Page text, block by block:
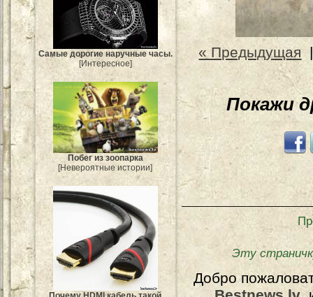
Самые дорогие наручные часы.
[Интересное]
Побег из зоопарка
[Невероятные истории]
« Предыдущая
Покажи
Эту
Добро